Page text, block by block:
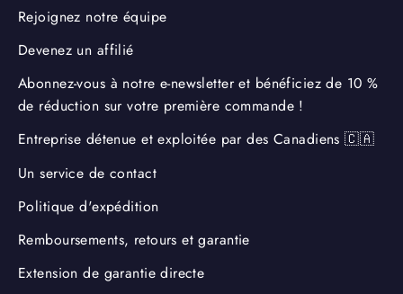
Rejoignez notre équipe
Devenez un affilié
Abonnez-vous à notre e-newsletter et bénéficiez de 10 %
de réduction sur votre première commande !
Entreprise détenue et exploitée par des Canadiens 🇨🇦
Un service de contact
Politique d'expédition
Remboursements, retours et garantie
Extension de garantie directe